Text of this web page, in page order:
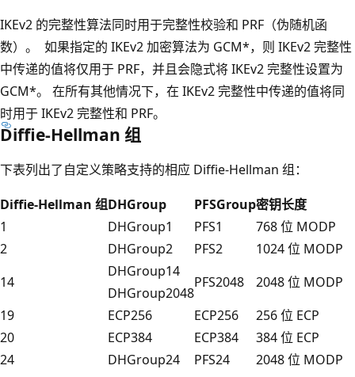
IKEv2 的完整性算法同时用于完整性校验和 PRF（伪随机函
数）。 如果指定的 IKEv2 加密算法为 GCM*，则 IKEv2 完整性
中传递的值将仅用于 PRF，并且会隐式将 IKEv2 完整性设置为
GCM*。 在所有其他情况下，在 IKEv2 完整性中传递的值将同
时用于 IKEv2 完整性和 PRF。
Diffie-Hellman 组
下表列出了自定义策略支持的相应 Diffie-Hellman 组：
Diffie-Hellman 组DHGroup PFSGroup密钥长度
1
DHGroup1 PFS1
768 位 MODP
2
DHGroup2 PFS2
1024 位 MODP
14
DHGroup14
DHGroup2048
PFS2048
2048 位 MODP
19
ECP256 ECP256
256 位 ECP
20
ECP384 ECP384
384 位 ECP
24
DHGroup24 PFS24
2048 位 MODP